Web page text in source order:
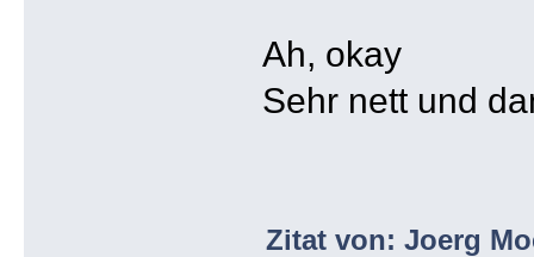
Ah, okay
Sehr nett und
Zitat von: Joerg